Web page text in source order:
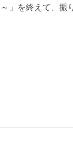
」を終えて、振